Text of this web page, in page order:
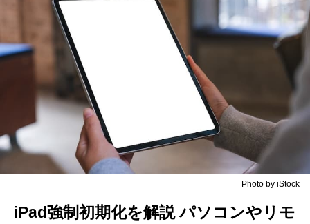
Photo by iStock
iPad強制初期化を解説 パソコンやリモ